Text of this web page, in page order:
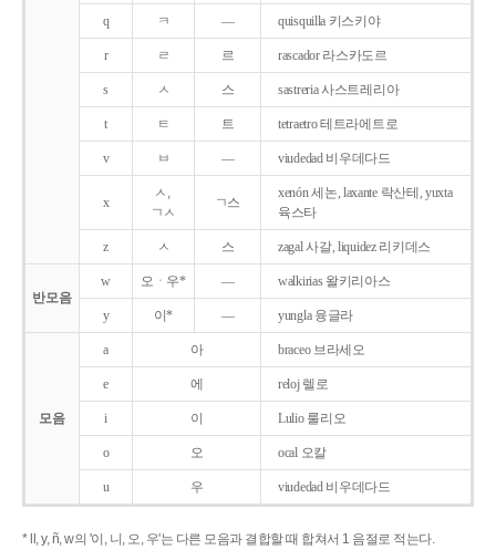
q ㅋ ― quisquilla 키스키야
r ㄹ 르 rascador 라스카도르
s ㅅ 스 sastreria 사스트레리아
t ㅌ 트 tetraetro 테트라에트로
v ㅂ ― viudedad 비우데다드
x
ㅅ,
ㄱㅅ
ㄱ스
xenón 세논, laxante 락산테, yuxta
육스타
z ㅅ 스 zagal 사갈, liquidez 리키데스
반모음
w 오ㆍ우* ― walkirias 왈키리아스
y 이* ― yungla 융글라
모음
a 아 braceo 브라세오
e 에 reloj 렐로
i 이 Lulio 룰리오
o 오 ocal 오칼
u 우 viudedad 비우데다드
* ll, y, ñ, w의 '이, 니, 오, 우'는 다른 모음과 결합할 때 합쳐서 1 음절로 적는다.